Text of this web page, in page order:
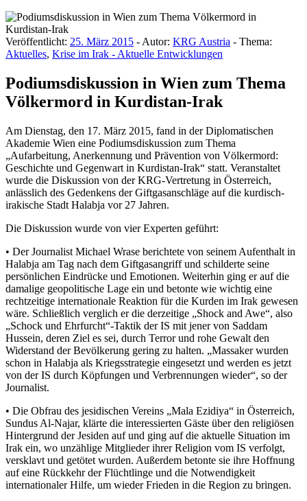
Veröffentlicht: 25. März 2015 - Autor: KRG Austria - Thema:
Aktuelles, Krise im Irak - Aktuelle Entwicklungen
Podiumsdiskussion in Wien zum Thema
Völkermord in Kurdistan-Irak
Am Dienstag, den 17. März 2015, fand in der Diplomatischen
Akademie Wien eine Podiumsdiskussion zum Thema
„Aufarbeitung, Anerkennung und Prävention von Völkermord:
Geschichte und Gegenwart in Kurdistan-Irak“ statt. Veranstaltet
wurde die Diskussion von der KRG-Vertretung in Österreich,
anlässlich des Gedenkens der Giftgasanschläge auf die kurdisch-
irakische Stadt Halabja vor 27 Jahren.
Die Diskussion wurde von vier Experten geführt:
• Der Journalist Michael Wrase berichtete von seinem Aufenthalt in
Halabja am Tag nach dem Giftgasangriff und schilderte seine
persönlichen Eindrücke und Emotionen. Weiterhin ging er auf die
damalige geopolitische Lage ein und betonte wie wichtig eine
rechtzeitige internationale Reaktion für die Kurden im Irak gewesen
wäre. Schließlich verglich er die derzeitige „Shock and Awe“, also
„Schock und Ehrfurcht“-Taktik der IS mit jener von Saddam
Hussein, deren Ziel es sei, durch Terror und rohe Gewalt den
Widerstand der Bevölkerung gering zu halten. „Massaker wurden
schon in Halabja als Kriegsstrategie eingesetzt und werden es jetzt
von der IS durch Köpfungen und Verbrennungen wieder“, so der
Journalist.
• Die Obfrau des jesidischen Vereins „Mala Ezidiya“ in Österreich,
Sundus Al-Najar, klärte die interessierten Gäste über den religiösen
Hintergrund der Jesiden auf und ging auf die aktuelle Situation im
Irak ein, wo unzählige Mitglieder ihrer Religion vom IS verfolgt,
versklavt und getötet wurden. Außerdem betonte sie ihre Hoffnung
auf eine Rückkehr der Flüchtlinge und die Notwendigkeit
internationaler Hilfe, um wieder Frieden in die Region zu bringen.